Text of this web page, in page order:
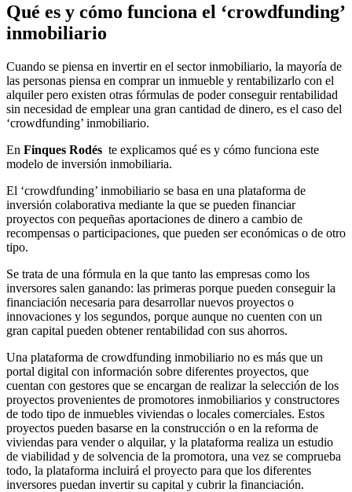
Qué es y cómo funciona el ‘crowdfunding’
inmobiliario
Cuando se piensa en invertir en el sector inmobiliario, la mayoría de
las personas piensa en comprar un inmueble y rentabilizarlo con el
alquiler pero existen otras fórmulas de poder conseguir rentabilidad
sin necesidad de emplear una gran cantidad de dinero, es el caso del
‘crowdfunding’ inmobiliario.
En Finques Rodés te explicamos qué es y cómo funciona este
modelo de inversión inmobiliaria.
El ‘crowdfunding’ inmobiliario se basa en una plataforma de
inversión colaborativa mediante la que se pueden financiar
proyectos con pequeñas aportaciones de dinero a cambio de
recompensas o participaciones, que pueden ser económicas o de otro
tipo.
Se trata de una fórmula en la que tanto las empresas como los
inversores salen ganando: las primeras porque pueden conseguir la
financiación necesaria para desarrollar nuevos proyectos o
innovaciones y los segundos, porque aunque no cuenten con un
gran capital pueden obtener rentabilidad con sus ahorros.
Una plataforma de crowdfunding inmobiliario no es más que un
portal digital con información sobre diferentes proyectos, que
cuentan con gestores que se encargan de realizar la selección de los
proyectos provenientes de promotores inmobiliarios y constructores
de todo tipo de inmuebles viviendas o locales comerciales. Estos
proyectos pueden basarse en la construcción o en la reforma de
viviendas para vender o alquilar, y la plataforma realiza un estudio
de viabilidad y de solvencia de la promotora, una vez se comprueba
todo, la plataforma incluirá el proyecto para que los diferentes
inversores puedan invertir su capital y cubrir la financiación.